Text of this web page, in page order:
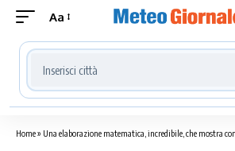
Aa
Cerca località meteo
Home» Una elaborazione matematica, incredibile, che mostra con tutta la sua “intenzione” quanto